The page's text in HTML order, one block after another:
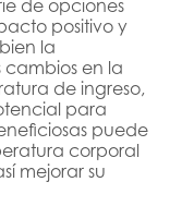
de opciones
positivo y
la
cambios en la
de ingreso,
para
puede
corporal
mejorar su